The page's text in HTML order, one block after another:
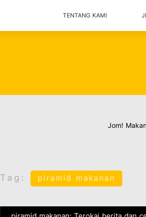
TENTANG KAMI
Jom!
Tag: piramid makanan